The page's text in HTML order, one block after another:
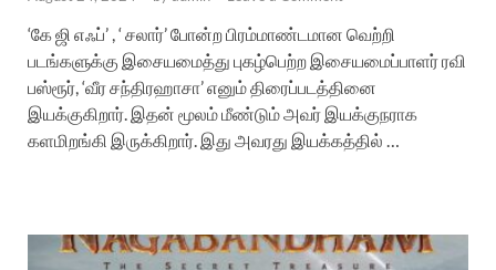
‘கே ஜி எஃப்’ , ‘ சலார்’ போன்ற பிரம்மாண்டமான வெற்றி
படங்களுக்கு இசையமைத்து புகழ்பெற்ற இசையமைப்பாளர் ரவி
பஸ்ரூர், ‘வீர சந்திரஹாசா’ எனும் திரைப்படத்தினை
இயக்குகிறார். இதன் மூலம் மீண்டும் அவர் இயக்குநராக
களமிறங்கி இருக்கிறார். இது அவரது இயக்கத்தில் …